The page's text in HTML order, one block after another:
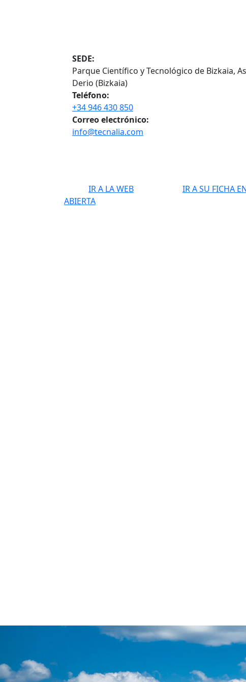
SEDE:
Parque Científico y Tecnológico de Bizkaia,
Derio (Bizkaia)
Teléfono:
+34 946 430 850
Correo electrónico:
info@tecnalia.com
IR A LA WEB
IR A SU FICHA
ABIERTA